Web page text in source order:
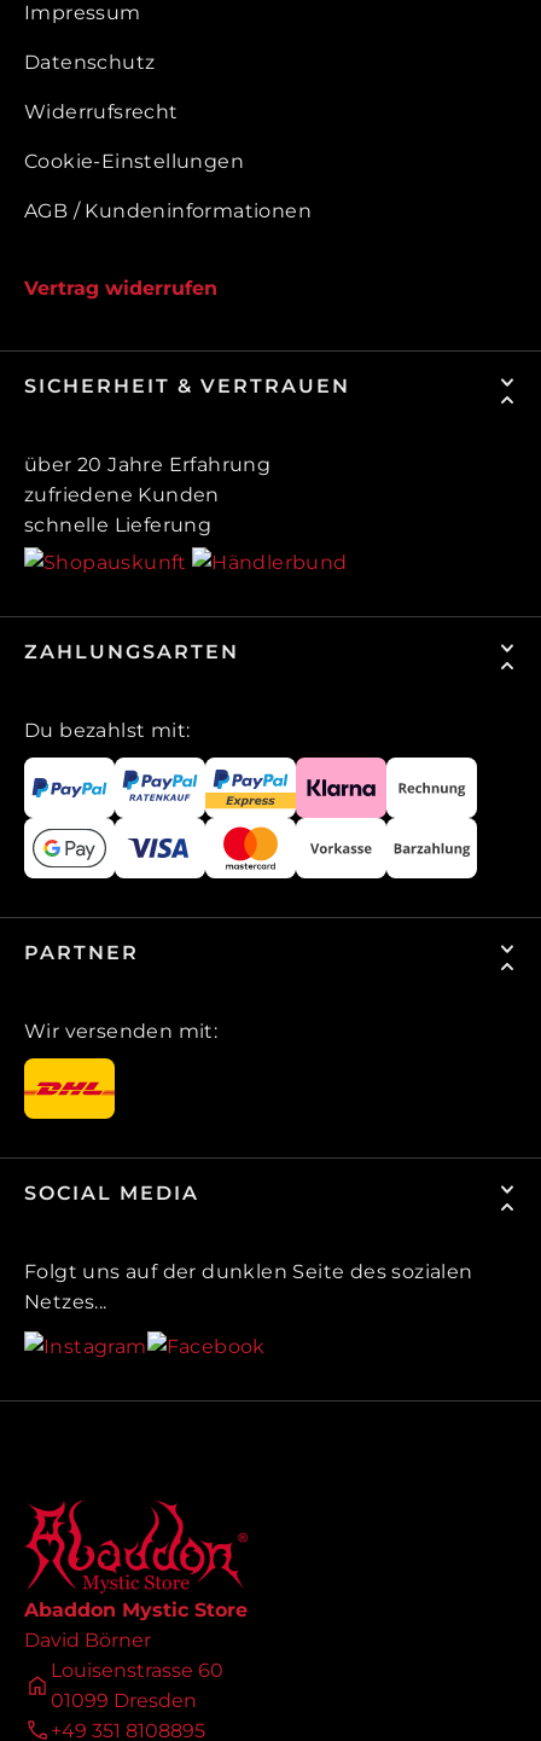
Impressum
Datenschutz
Widerrufsrecht
Cookie-Einstellungen
AGB / Kundeninformationen
Vertrag widerrufen
SICHERHEIT & VERTRAUEN
über 20 Jahre Erfahrung
zufriedene Kunden
schnelle Lieferung
ZAHLUNGSARTEN
Du bezahlst mit:
PARTNER
Wir versenden mit:
SOCIAL MEDIA
Folgt uns auf der dunklen Seite des sozialen
Netzes...
Abaddon Mystic Store
David Börner
Louisenstrasse 60
01099 Dresden
+49 351 8108895